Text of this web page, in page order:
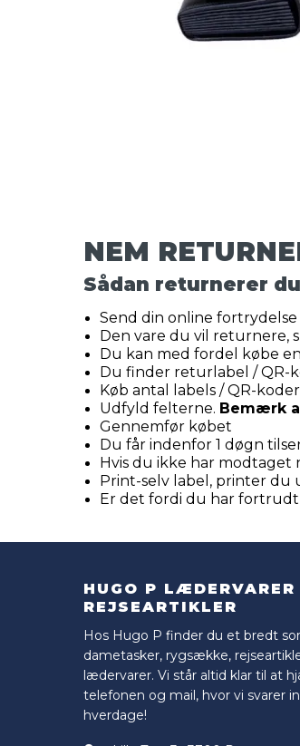
NEM
Sådan returnerer
Send din online fortrydelse
Den vare du vil returnere,
Du kan med fordel købe
Du finder returlabel / QR-
Køb antal labels / QR-
Udfyld felterne. Bemærk
Gennemfør købet
Du får indenfor 1 døgn
Hvis du ikke har modtaget
Print-selv label, printer du
Er det fordi du har fortrudt
HUGO P LÆDERVARER
REJSEARTIKLER
Hos Hugo P finder du et bredt
dametasker, rygsække,
lædervarer. Vi står altid klar til at
telefonen og mail, hvor vi svarer
hverdage!